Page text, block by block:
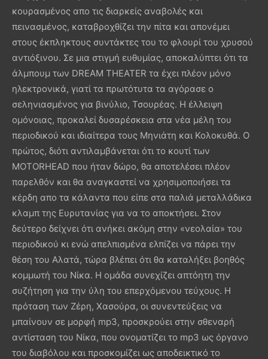
κουρασμένος απο τις διαρκείς αναβολές και
πεινασμένος, καταβροχθίζει την πίτα και απονέμει
στους έκπληκτους συντάκτες του το φλουρί του χρυσού
αντιόξινου. Σε μια στιγμή ευθυμίας, αποκαλύπτει ότι τα
άλμπουμ των DREAM THEATER τα έχει πλέον μόνο
ηλεκτρονικά, γιατί τα πρωτότυτα τα αγόρασε ο
σεληνιασμένος για βινύλιο, Τσουρέας. Η έλλειψη
ομόνοιας, προκαλεί δυσαρέσκεια στα νέα μέλη του
περιοδικού και ιδιαίτερα τους Μηνιάτη και Κολοκυθά. Ο
πρώτος, διότι αντιλαμβάνεται ότι το κουτί των
MOTORHEAD που ήταν δώρο, θα αποτελέσει πλέον
παρελθόν και θα αναγκαστεί να χρησιμοποιήσει τα
κέρδη απο τα κάλαντα που είπε στα παλιά μεταλλάδικα
κλαμπ της Ευρυτανίας για να το αποκτήσει. Στον
δεύτερο δείχνει ότι ανήκει ακόμη στην «νεολαία» του
περιοδικού κι ενώ απελπισμένα ελπίζει να πάρει την
θέση του Αλατά, τώρα βλέπει ότι θα καταλήξει βοηθός
κομμωτή του Νίκα. Η ομάδα συνεχίζει απτόητη την
συζήτηση για την ύλη του επερχόμενου τεύχους. Η
πρόταση των Ζέρη, Χασούρα, οι συνεντεύξεις να
μπαίνουν σε μορφή mp3, προσκρούει στην σθεναρή
αντίσταση του Νίκα, που ονοματίζει το mp3 ως όργανο
του διαβόλου και προσκομίζει ως αποδεικτικό το